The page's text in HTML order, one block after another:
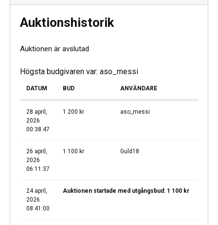
Auktionshistorik
Auktionen är avslutad
Högsta budgivaren var: aso_messi
DATUM BUD ANVÄNDARE
28 april,
2026
00:38:47
1 200 kr aso_messi
26 april,
2026
06:11:37
1 100 kr Guld18
24 april,
2026
08:41:00
Auktionen startade med utgångsbud: 1 100 kr